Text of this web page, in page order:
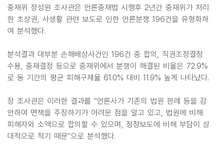
중재위 장성원 조사관은 언론중재법 시행후 2년간 중재위가 처리
한 초상권, 사생활 관련 보도로 인한 언론분쟁 196건을 유형화하
여 분석했다.
분석결과 대부분 손해배상사건인 196건 중 합의, 직권조정결정
수용, 중재결정 등으로 중재위에서 분쟁이 해결된 비율은 72.9%
로 동 기간의 평균 피해구제율 61.0% 대비 11.9% 높게 나타났다.
장 조사관은 이러한 결과를 "언론사가 기존의 법원 판례 등을 감
안하여 면책을 주장하기가 어려운 점을 알고 있고, 법원에 비해
피해자와 소액으로 합의할 수 있으며, 정정보도에 비해 부담이 상
대적으로 적기 때문"으로 분석했다.